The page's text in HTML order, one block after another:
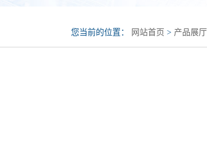
您当前的位置： 网站首页 > 产品展厅